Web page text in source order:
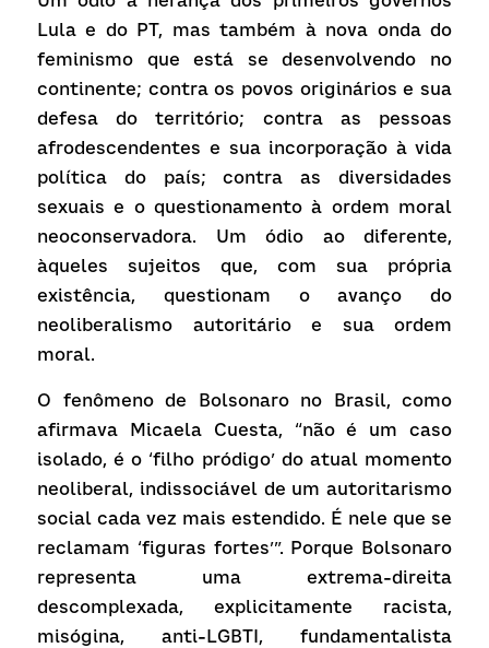
Lula e do PT, mas também à nova onda do
feminismo que está se desenvolvendo no
continente; contra os povos originários e sua
defesa do território; contra as pessoas
afrodescendentes e sua incorporação à vida
política do país; contra as diversidades
sexuais e o questionamento à ordem moral
neoconservadora. Um ódio ao diferente,
àqueles sujeitos que, com sua própria
existência, questionam o avanço do
neoliberalismo autoritário e sua ordem
moral.
O fenômeno de Bolsonaro no Brasil, como
afirmava Micaela Cuesta, “não é um caso
isolado, é o ‘filho pródigo’ do atual momento
neoliberal, indissociável de um autoritarismo
social cada vez mais estendido. É nele que se
reclamam ‘figuras fortes’”. Porque Bolsonaro
representa uma extrema-direita
descomplexada, explicitamente racista,
misógina, anti-LGBTI, fundamentalista